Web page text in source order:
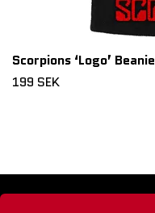
Scorpions ‘Logo’ Beanie
199 SEK